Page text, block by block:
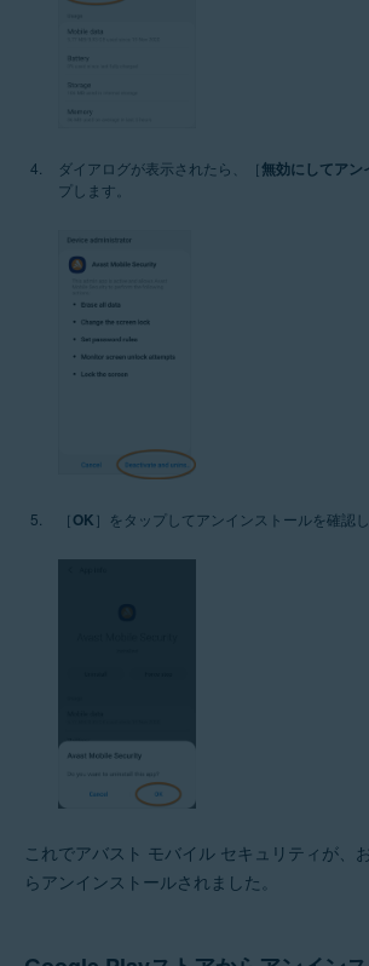
ダイアログが表示されたら、［無効にしてアン
プします。
［OK ］をタップしてアンインストールを確認し
これでアバスト モバイル セキュリティが、
らアンインストールされました。